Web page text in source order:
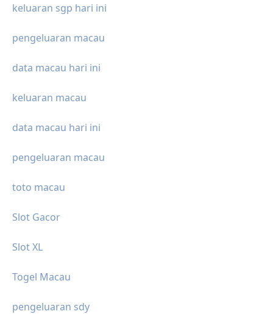
keluaran sgp hari ini
pengeluaran macau
data macau hari ini
keluaran macau
data macau hari ini
pengeluaran macau
toto macau
Slot Gacor
Slot XL
Togel Macau
pengeluaran sdy